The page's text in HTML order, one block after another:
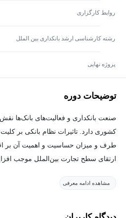
روابط کارگزاری
رشته کارشناسی ارشد بانکداری بین الملل
پروژه نهایی
توضیحات دوره
صنعت بانکداری و فعالیت‌های بانک‌ها
کشوری دارد. تاثیرات نظام بانکی بر
طرف و میزان حساسیت و اهمیت آن بر
ارتقای سطح تجارت بین‌الملل موجب
کلیه عملیاتی که در بانک‌ها انجام
اقدامی که بانک با پول داخلی یا ملی
مشاهده ادامه معرفی